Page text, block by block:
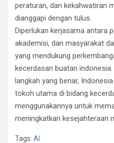
peraturan, dan kekahwatiran
dianggapi dengan tulus.
Diperlukan kerjasama antara
akademisi, dan masyarakat
yang mendukung
kecerdasan buatan
langkah yang benar,
tokoh utama di bidang
menggunakannya untuk
meningkatkan kesejahteraan
Tags: AI